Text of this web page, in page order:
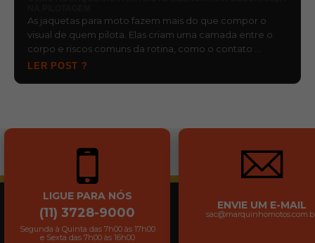
As jaquetas para moto fazem mais do que compor o
visual de quem pilota. Elas criam uma camada entre o
corpo e riscos comuns da rotina, como o contato …
LER POST ?
LIGUE PARA NÓS
(11) 3728-9000
Segunda à Quinta das 7h00 às 17h00
e Sexta das 7h00 às 16h00
ENVIE UM E-MAIL